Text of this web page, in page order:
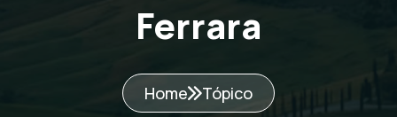
Ferrara
Home Tópico